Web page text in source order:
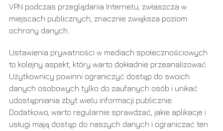
VPN podczas przeglądania Internetu, zwłaszcza w
miejscach publicznych, znacznie zwiększa poziom
ochrony danych.
Ustawienia prywatności w mediach społecznościowych
to kolejny aspekt, który warto dokładnie przeanalizować.
Użytkownicy powinni ograniczyć dostęp do swoich
danych osobowych tylko do zaufanych osób i unikać
udostępniania zbyt wielu informacji publicznie.
Dodatkowo, warto regularnie sprawdzać, jakie aplikacje i
usługi mają dostęp do naszych danych i ograniczać ten